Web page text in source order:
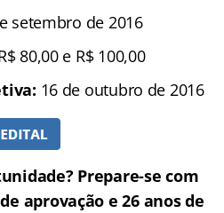
setembro de 2016
80,00 e R$ 100,00
16 de outubro de 2016
Prepare-se com
aprovação e 26 anos de